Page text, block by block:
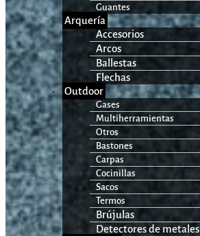
Guantes
Arquería
Accesorios
Arcos
Ballestas
Flechas
Outdoor
Gases
Multiherramientas
Otros
Bastones
Carpas
Cocinillas
Sacos
Termos
Brújulas
Detectores de metales